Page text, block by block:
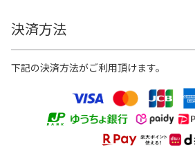
決済方法
下記の決済方法がご利用頂けます。